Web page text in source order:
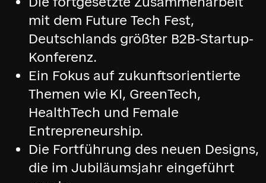
mit dem Future Tech Fest,
Deutschlands größter B2B-Startup-
Konferenz.
Ein Fokus auf zukunftsorientierte
Themen wie KI, GreenTech,
HealthTech und Female
Entrepreneurship.
Die Fortführung des neuen Designs,
die im Jubiläumsjahr eingeführt